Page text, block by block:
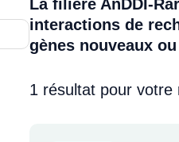
La filière AnDDI-
interactions de
gènes nouveaux
1 résultat pour votre